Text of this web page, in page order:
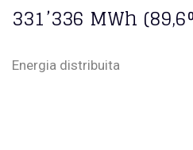
331’336 MWh
Energia distribuita